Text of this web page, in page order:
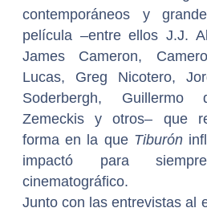
contemporáneos y
película –entre ellos J.J.
James Cameron,
Lucas, Greg Nicotero,
Soderbergh,
Zemeckis y otros– que
forma en la que Tiburón
impactó para
cinematográfico.
Junto con las entrevistas al